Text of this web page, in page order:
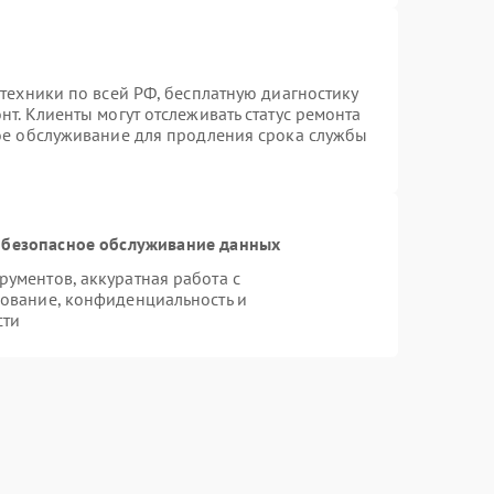
по всей РФ, бесплатную диагностику
Клиенты могут отслеживать статус ремонта
обслуживание для продления срока службы
обслуживание данных
аккуратная работа с
конфиденциальность и